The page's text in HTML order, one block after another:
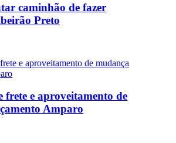
caminhão de fazer
Preto
frete e aproveitamento de
Amparo